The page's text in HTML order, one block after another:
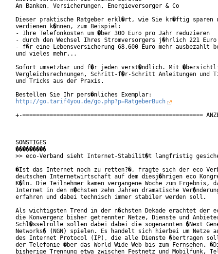
An Banken, Versicherungen, Energieversorger & Co
Dieser praktische Ratgeber erkl�rt, wie Sie kr�ftig sparen
verdienen k�nnen, zum Beispiel:
- Ihre Telefonkosten um �ber 300 Euro pro Jahr reduzieren
- durch den Wechsel Ihres Stromversorgers j�hrlich 221 Euro
- f�r eine Lebensversicherung 68.600 Euro mehr ausbezahlt
und vieles mehr...
Sofort umsetzbar und f�r jeden verst�ndlich. Mit
Vergleichsrechnungen, Schritt-f�r-Schritt Anleitungen und
und Tricks aus der Praxis.
http://go.tarif4you.de/go.php?p=RatgeberBuch
+-=====================================================
SONSTIGES
���������
>> eco-Verband sieht Internet-Stabilit�t langfristig
�Ist das Internet noch zu retten?�, fragte sich der eco
deutschen Internetwirtschaft auf dem diesj�hrigen eco
K�ln. Die Teilnehmer kamen vergangene Woche zum Ergebnis,
Internet in den n�chsten zehn Jahren dramatische
erfahren und dabei technisch immer stabiler werden
Als wichtigsten Trend in der n�chsten Dekade erachtet der
die Konvergenz bisher getrennter Netze, Dienste und
Schl�sselrolle sollen dabei dabei die sogenannten �Next
Networks� (NGN) spielen. Es handelt sich hierbei um Netze
des Internet Protocol (IP), die alle Dienste �bertragen
der Telefonie �ber das World Wide Web bis zum Fernsehen.
bisherige Trennung etwa zwischen Festnetz und Mobilfunk,